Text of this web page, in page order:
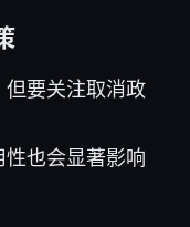
但要关注取消政
也会显著影响